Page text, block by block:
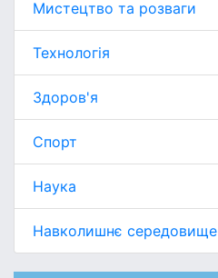
Мистецтво та розваги
Технологія
Здоров'я
Спорт
Наука
Навколишнє середовище